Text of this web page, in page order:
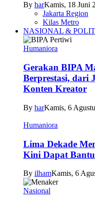
By harKamis, 18 Juni
Jakarta Region
Kilas Metro
NASIONAL &
Humaniora
Gerakan BIPA
Berprestasi, dari
Konten Kreator
By harKamis, 6
Humaniora
Lima Dekade
Kini Dapat
By ilhamKamis, 6
Nasional